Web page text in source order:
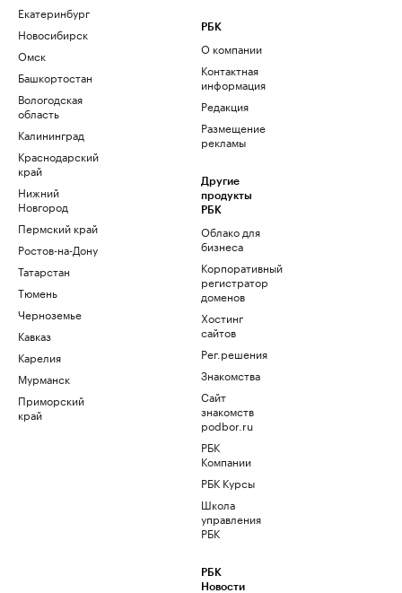
Екатеринбург
Новосибирск
Омск
Башкортостан
Вологодская
область
Калининград
Краснодарский
край
Нижний
Новгород
Пермский край
Ростов-на-Дону
Татарстан
Тюмень
Черноземье
Кавказ
Карелия
Мурманск
Приморский
край
РБК
О компании
Контактная
информация
Редакция
Размещение
рекламы
Другие
продукты
РБК
Облако для
бизнеса
Корпоративный
регистратор
доменов
Хостинг
сайтов
Рег.решения
Знакомства
Сайт
знакомств
podbor.ru
РБК
Компании
РБК Курсы
Школа
управления
РБК
РБК
Новости